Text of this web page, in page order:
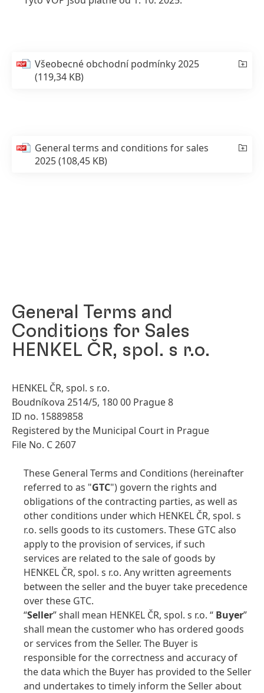
Všeobecné obchodní podmínky 2025
(119,34 KB)
General terms and conditions for sales
2025(108,45 KB)
General Terms and
Conditions for Sales
HENKEL ČR, spol. s r.o.
HENKEL ČR, spol. s r.o.
Boudníkova 2514/5, 180 00 Prague 8
ID no. 15889858
Registered by the Municipal Court in Prague
File No. C 2607
These General Terms and Conditions (hereinafter
referred to as "GTC") govern the rights and
obligations of the contracting parties, as well as
other conditions under which HENKEL ČR, spol. s
r.o. sells goods to its customers. These GTC also
apply to the provision of services, if such
services are related to the sale of goods by
HENKEL ČR, spol. s r.o. Any written agreements
between the seller and the buyer take precedence
over these GTC.
“Seller” shall mean HENKEL ČR, spol. s r.o. “ Buyer”
shall mean the customer who has ordered goods
or services from the Seller. The Buyer is
responsible for the correctness and accuracy of
the data which the Buyer has provided to the Seller
and undertakes to timely inform the Seller about